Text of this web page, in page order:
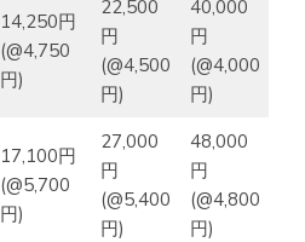
14,250円
(@4,750
円)
22,500
円
(@4,500
円)
40,000
円
(@4,000
円)
17,100円
(@5,700
円)
27,000
円
(@5,400
円)
48,000
円
(@4,800
円)